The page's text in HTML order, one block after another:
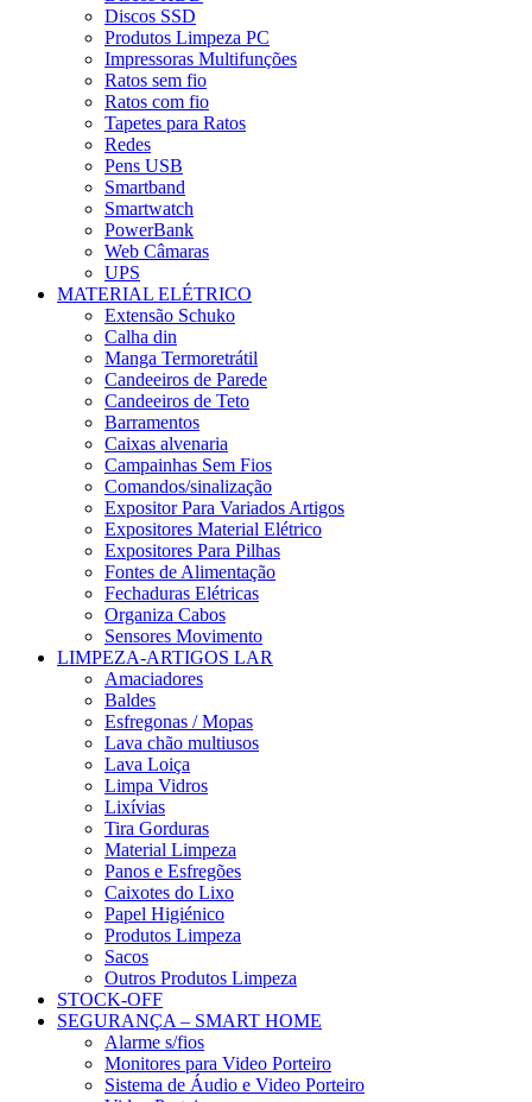
Discos SSD
Produtos Limpeza PC
Impressoras Multifunções
Ratos sem fio
Ratos com fio
Tapetes para Ratos
Redes
Pens USB
Smartband
Smartwatch
PowerBank
Web Câmaras
UPS
MATERIAL ELÉTRICO
Extensão Schuko
Calha din
Manga Termoretrátil
Candeeiros de Parede
Candeeiros de Teto
Barramentos
Caixas alvenaria
Campainhas Sem Fios
Comandos/sinalização
Expositor Para Variados Artigos
Expositores Material Elétrico
Expositores Para Pilhas
Fontes de Alimentação
Fechaduras Elétricas
Organiza Cabos
Sensores Movimento
LIMPEZA-ARTIGOS LAR
Amaciadores
Baldes
Esfregonas / Mopas
Lava chão multiusos
Lava Loiça
Limpa Vidros
Lixívias
Tira Gorduras
Material Limpeza
Panos e Esfregões
Caixotes do Lixo
Papel Higiénico
Produtos Limpeza
Sacos
Outros Produtos Limpeza
STOCK-OFF
SEGURANÇA – SMART HOME
Alarme s/fios
Monitores para Video Porteiro
Sistema de Áudio e Video Porteiro